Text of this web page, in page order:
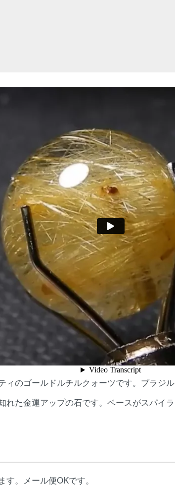
のゴールドルチルクォーツです。ブラジル
れた金運アップの石です。ベースがスパイ
。メール便OKです。